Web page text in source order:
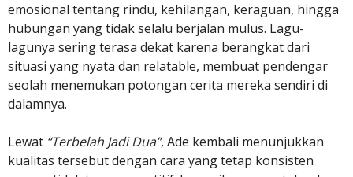
emosional tentang rindu, kehilangan, keraguan, hingga
hubungan yang tidak selalu berjalan mulus. Lagu-
lagunya sering terasa dekat karena berangkat dari
situasi yang nyata dan relatable, membuat pendengar
seolah menemukan potongan cerita mereka sendiri di
dalamnya.
Lewat “Terbelah Jadi Dua”, Ade kembali menunjukkan
kualitas tersebut dengan cara yang tetap konsisten